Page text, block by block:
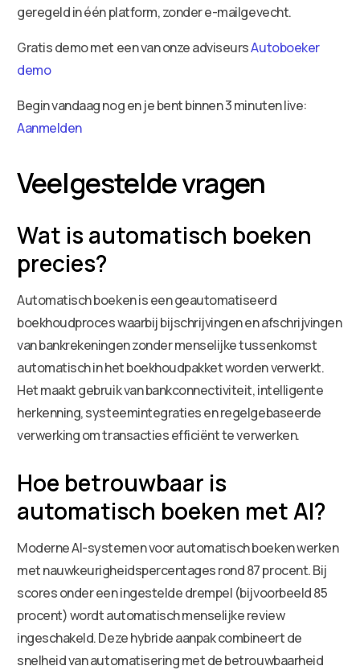
geregeld in één platform, zonder e-mailgevecht.
Gratis demo met een van onze adviseursAutoboeker
demo
Begin vandaag nog en je bent binnen 3 minuten live:
Aanmelden
Veelgestelde vragen
Wat is automatisch boeken
precies?
Automatisch boeken is een geautomatiseerd
boekhoudproces waarbij bijschrijvingen en afschrijvingen
van bankrekeningen zonder menselijke tussenkomst
automatisch in het boekhoudpakket worden verwerkt.
Het maakt gebruik van bankconnectiviteit, intelligente
herkenning, systeemintegraties en regelgebaseerde
verwerking om transacties efficiënt te verwerken.
Hoe betrouwbaar is
automatisch boeken met AI?
Moderne AI-systemen voor automatisch boeken werken
met nauwkeurigheidspercentages rond 87 procent. Bij
scores onder een ingestelde drempel (bijvoorbeeld 85
procent) wordt automatisch menselijke review
ingeschakeld. Deze hybride aanpak combineert de
snelheid van automatisering met de betrouwbaarheid